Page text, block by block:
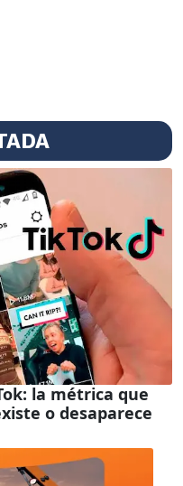
la métrica que
o desaparece